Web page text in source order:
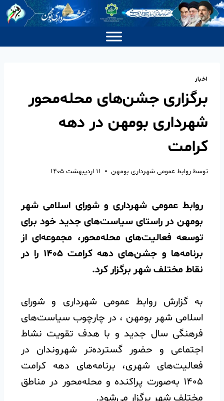
اخبار
برگزاری جشن‌های محله‌محور
شهرداری بومهن در دهه
کرامت
توسطروابط عمومی شهرداری بومهن ۱۱ اردیبهشت ۱۴۰۵
روابط عمومی شهرداری و شورای اسلامی شهر
بومهن در راستای سیاست‌های جدید خود برای
توسعه فعالیت‌های محله‌محور، مجموعه‌ای از
برنامه‌ها و جشن‌های دهه کرامت ۱۴۰۵ را در
نقاط مختلف شهر برگزار کرد.
به گزارش روابط عمومی شهرداری و شورای
اسلامی شهر بومهن ، در چارچوب سیاست‌های
فرهنگی سال جدید و با هدف تقویت نشاط
اجتماعی و حضور گسترده‌تر شهروندان در
فعالیت‌های شهری، برنامه‌های دهه کرامت
۱۴۰۵ به‌صورت پراکنده و محله‌محور در مناطق
مختلف شهر برگزار می‌شود.